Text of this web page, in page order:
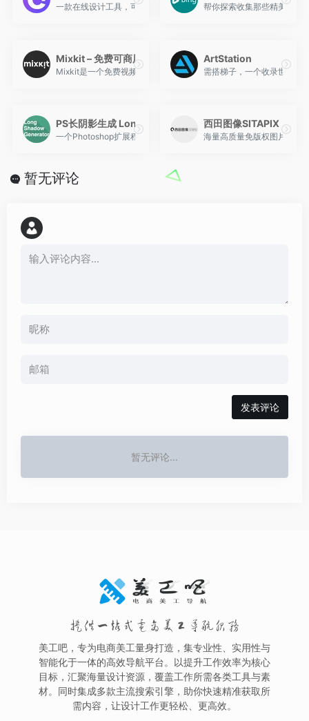
一款在线设计工具，可让您轻松直观地组合颜色。帮你探索收集那些精美的图
Mixkit – 免费可商用视频素材
Mixkit是一个免费视频素材网站，提供大量的高画质影片，类型包
ArtStation
需搭梯子，一个收录世界顶
PS长阴影生成 LongShadow V.1.1
一个Photoshop扩展程序，只需单击一下即可创建长长的阴影！
西田图像SITAPIX
海量高质量免版权图片素材
暂无评论
发表评论
暂无评论...
提供一站式电商美工导航服务
美工吧，专为电商美工量身打造，集专业性、实用性与
智能化于一体的高效导航平台。以提升工作效率为核心
目标，汇聚海量设计资源，覆盖工作所需各类工具与素
材。同时集成多款主流搜索引擎，助你快速精准获取所
需内容，让设计工作更轻松、更高效。